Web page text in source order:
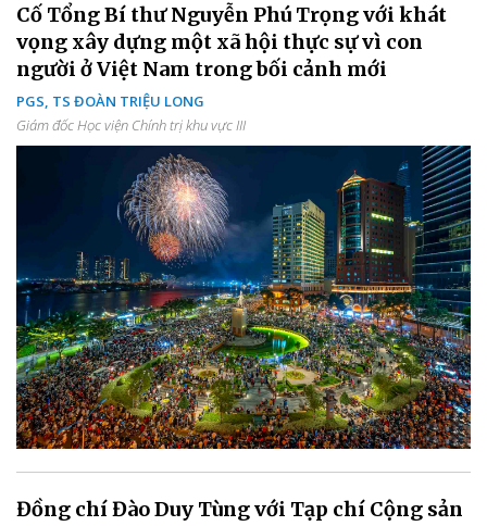
Cố Tổng Bí thư Nguyễn Phú Trọng với khát
vọng xây dựng một xã hội thực sự vì con
người ở Việt Nam trong bối cảnh mới
PGS, TS ĐOÀN TRIỆU LONG
Giám đốc Học viện Chính trị khu vực III
Đồng chí Đào Duy Tùng với Tạp chí Cộng sản